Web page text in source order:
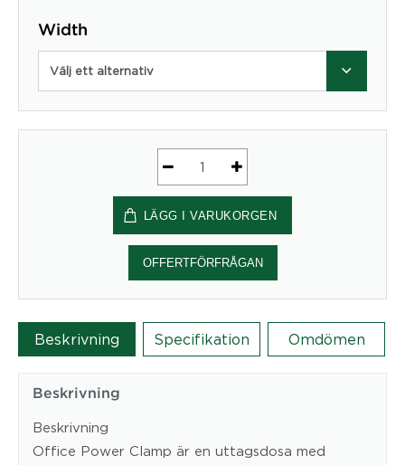
Width
Välj ett alternativ
Office
Power
Clamp
mängd
LÄGG I VARUKORGEN
OFFERTFÖRFRÅGAN
Beskrivning Specifikation Omdömen
Beskrivning
Beskrivning
Office Power Clamp är en uttagsdosa med